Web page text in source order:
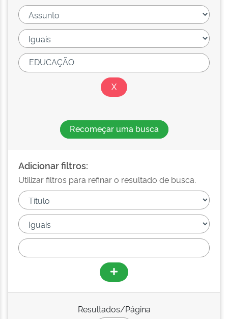
Recomeçar uma busca
Adicionar filtros:
Utilizar filtros para refinar o resultado de busca.
Resultados/Página